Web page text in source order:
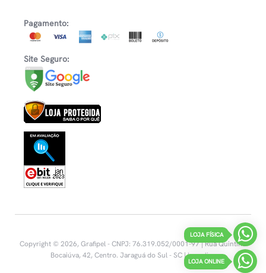
Pagamento:
Site Seguro:
Copyright © 2026, Grafipel - CNPJ: 76.319.052/0001-97 | Rua Quintino
Bocaiúva, 42, Centro. Jaraguá do Sul - SC |Inovalize
LOJA FÍSICA
LOJA ONLINE